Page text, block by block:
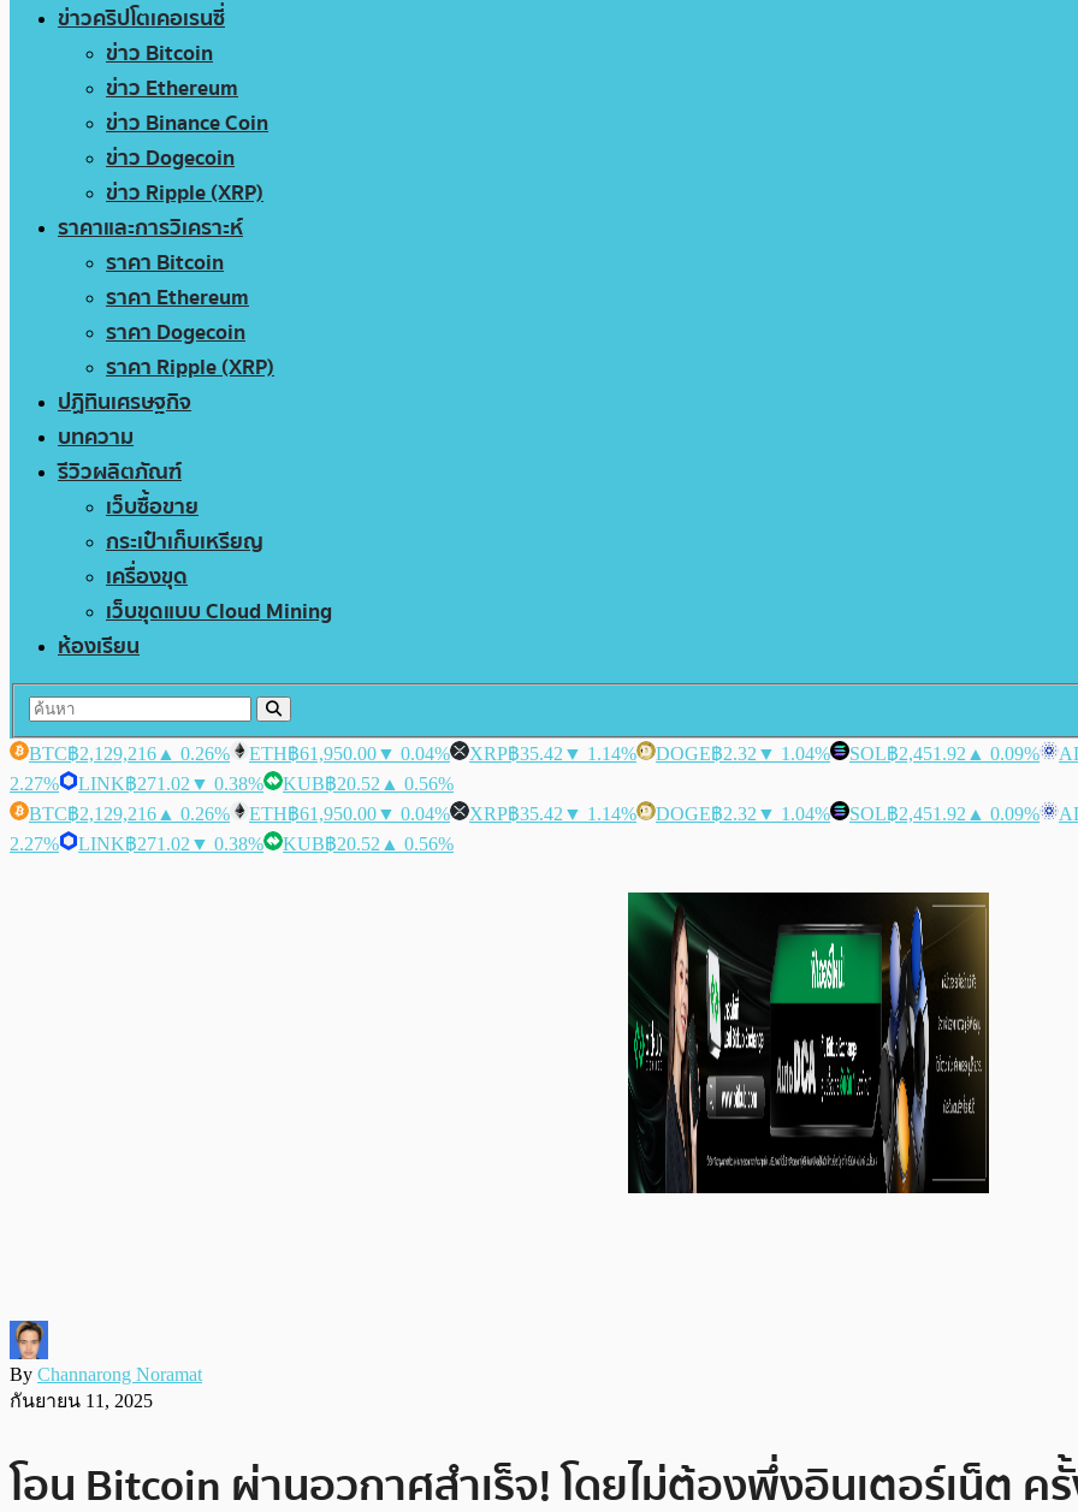
ข่าวคริปโตเคอเรนซี่
ข่าว Bitcoin
ข่าว Ethereum
ข่าว Binance Coin
ข่าว Dogecoin
ข่าว Ripple (XRP)
ราคาและการวิเคราะห์
ราคา Bitcoin
ราคา Ethereum
ราคา Dogecoin
ราคา Ripple (XRP)
ปฏิทินเศรษฐกิจ
บทความ
รีวิวผลิตภัณฑ์
เว็บซื้อขาย
กระเป๋าเก็บเหรียญ
เครื่องขุด
เว็บขุดแบบ Cloud Mining
ห้องเรียน
BTC฿2,129,216 ▲ 0.26% ETH฿61,950.00▼ 0.04% XRP฿35.42 ▼ 1.14% DOGE฿2.32 ▼ 1.04% SOL฿2,451.92 ▲ 0.09%
2.27%
LINK฿271.02 ▼ 0.38% KUB฿20.52 ▲ 0.56%
BTC฿2,129,216 ▲ 0.26% ETH฿61,950.00▼ 0.04% XRP฿35.42 ▼ 1.14% DOGE฿2.32 ▼ 1.04% SOL฿2,451.92 ▲ 0.09%
2.27%
LINK฿271.02 ▼ 0.38% KUB฿20.52 ▲ 0.56%
By Channarong Noramat
กันยายน 11, 2025
โอน Bitcoin ผ่านอวกาศสำเร็จ! โดยไม่ต้องพึ่งอินเตอร์เน็ต ค